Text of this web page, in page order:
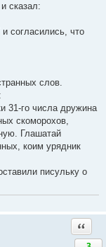
сказал:
согласились, что
слов.
31-го числа дружина
скоморохов,
Глашатай
коим урядник
писульку о